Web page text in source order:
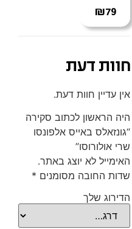
₪79
חוות דעת
אין עדיין חוות דעת.
היה הראשון לכתוב סקירה
“גונזאלס באייס אלפונסו
שרי אולורוסו”
האימייל לא יוצג באתר.
שדות החובה מסומנים*
הדירוג שלך